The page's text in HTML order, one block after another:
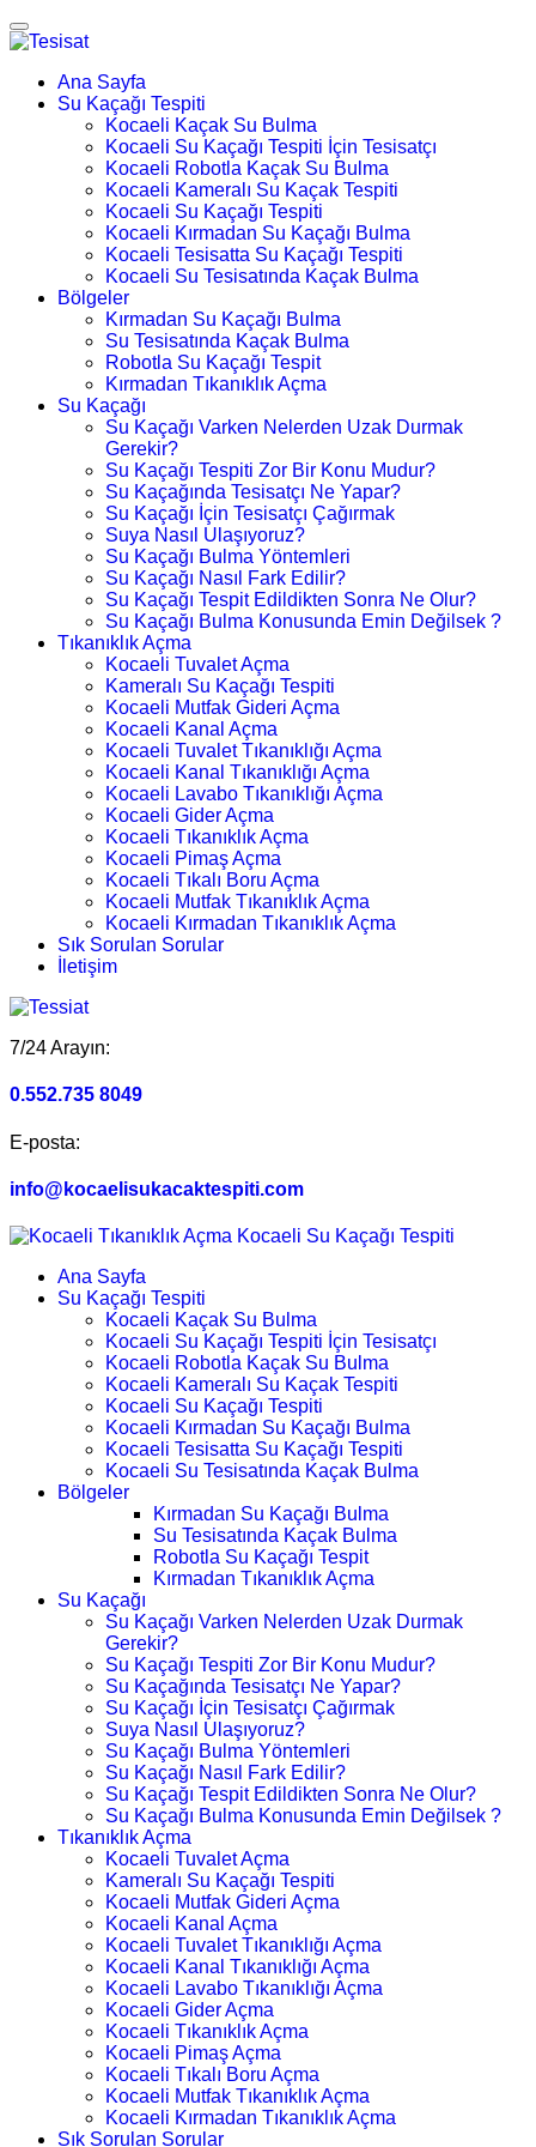
Ana Sayfa
Su Kaçağı Tespiti
Kocaeli Kaçak Su Bulma
Kocaeli Su Kaçağı Tespiti İçin Tesisatçı
Kocaeli Robotla Kaçak Su Bulma
Kocaeli Kameralı Su Kaçak Tespiti
Kocaeli Su Kaçağı Tespiti
Kocaeli Kırmadan Su Kaçağı Bulma
Kocaeli Tesisatta Su Kaçağı Tespiti
Kocaeli Su Tesisatında Kaçak Bulma
Bölgeler
Kırmadan Su Kaçağı Bulma
Su Tesisatında Kaçak Bulma
Robotla Su Kaçağı Tespit
Kırmadan Tıkanıklık Açma
Su Kaçağı
Su Kaçağı Varken Nelerden Uzak Durmak
Gerekir?
Su Kaçağı Tespiti Zor Bir Konu Mudur?
Su Kaçağında Tesisatçı Ne Yapar?
Su Kaçağı İçin Tesisatçı Çağırmak
Suya Nasıl Ulaşıyoruz?
Su Kaçağı Bulma Yöntemleri
Su Kaçağı Nasıl Fark Edilir?
Su Kaçağı Tespit Edildikten Sonra Ne Olur?
Su Kaçağı Bulma Konusunda Emin Değilsek ?
Tıkanıklık Açma
Kocaeli Tuvalet Açma
Kameralı Su Kaçağı Tespiti
Kocaeli Mutfak Gideri Açma
Kocaeli Kanal Açma
Kocaeli Tuvalet Tıkanıklığı Açma
Kocaeli Kanal Tıkanıklığı Açma
Kocaeli Lavabo Tıkanıklığı Açma
Kocaeli Gider Açma
Kocaeli Tıkanıklık Açma
Kocaeli Pimaş Açma
Kocaeli Tıkalı Boru Açma
Kocaeli Mutfak Tıkanıklık Açma
Kocaeli Kırmadan Tıkanıklık Açma
Sık Sorulan Sorular
İletişim
7/24 Arayın:
0.552.735 8049
E-posta:
info@kocaelisukacaktespiti.com
Ana Sayfa
Su Kaçağı Tespiti
Kocaeli Kaçak Su Bulma
Kocaeli Su Kaçağı Tespiti İçin Tesisatçı
Kocaeli Robotla Kaçak Su Bulma
Kocaeli Kameralı Su Kaçak Tespiti
Kocaeli Su Kaçağı Tespiti
Kocaeli Kırmadan Su Kaçağı Bulma
Kocaeli Tesisatta Su Kaçağı Tespiti
Kocaeli Su Tesisatında Kaçak Bulma
Bölgeler
Kırmadan Su Kaçağı Bulma
Su Tesisatında Kaçak Bulma
Robotla Su Kaçağı Tespit
Kırmadan Tıkanıklık Açma
Su Kaçağı
Su Kaçağı Varken Nelerden Uzak Durmak
Gerekir?
Su Kaçağı Tespiti Zor Bir Konu Mudur?
Su Kaçağında Tesisatçı Ne Yapar?
Su Kaçağı İçin Tesisatçı Çağırmak
Suya Nasıl Ulaşıyoruz?
Su Kaçağı Bulma Yöntemleri
Su Kaçağı Nasıl Fark Edilir?
Su Kaçağı Tespit Edildikten Sonra Ne Olur?
Su Kaçağı Bulma Konusunda Emin Değilsek ?
Tıkanıklık Açma
Kocaeli Tuvalet Açma
Kameralı Su Kaçağı Tespiti
Kocaeli Mutfak Gideri Açma
Kocaeli Kanal Açma
Kocaeli Tuvalet Tıkanıklığı Açma
Kocaeli Kanal Tıkanıklığı Açma
Kocaeli Lavabo Tıkanıklığı Açma
Kocaeli Gider Açma
Kocaeli Tıkanıklık Açma
Kocaeli Pimaş Açma
Kocaeli Tıkalı Boru Açma
Kocaeli Mutfak Tıkanıklık Açma
Kocaeli Kırmadan Tıkanıklık Açma
Sık Sorulan Sorular